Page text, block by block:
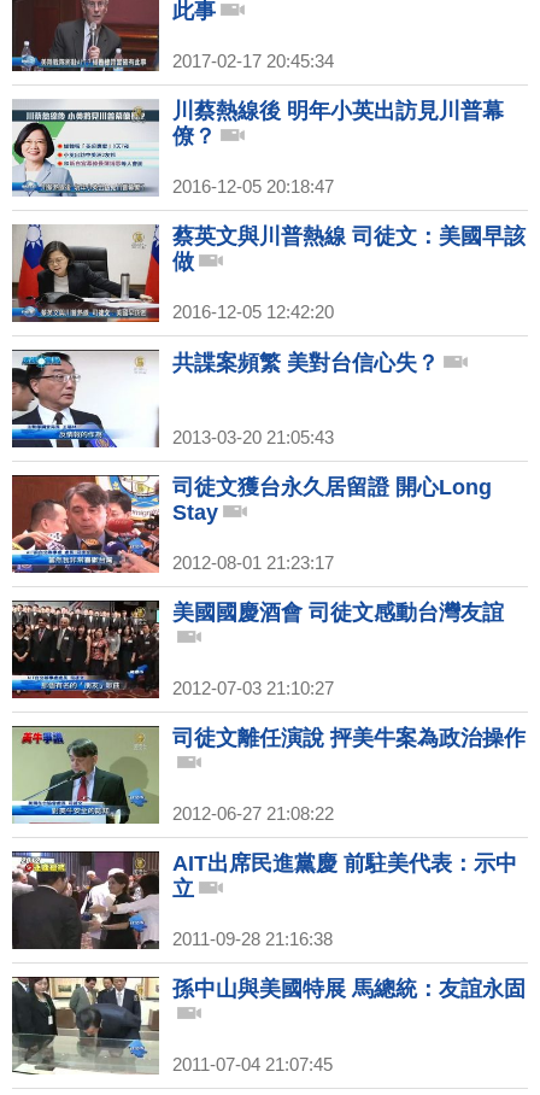
此事
2017-02-17 20:45:34
川蔡熱線後 明年小英出訪見川普幕
僚？
2016-12-05 20:18:47
蔡英文與川普熱線 司徒文：美國早該
做
2016-12-05 12:42:20
共諜案頻繁 美對台信心失？
2013-03-20 21:05:43
司徒文獲台永久居留證 開心Long
Stay
2012-08-01 21:23:17
美國國慶酒會 司徒文感動台灣友誼
2012-07-03 21:10:27
司徒文離任演說 抨美牛案為政治操作
2012-06-27 21:08:22
AIT出席民進黨慶 前駐美代表：示中
立
2011-09-28 21:16:38
孫中山與美國特展 馬總統：友誼永固
2011-07-04 21:07:45